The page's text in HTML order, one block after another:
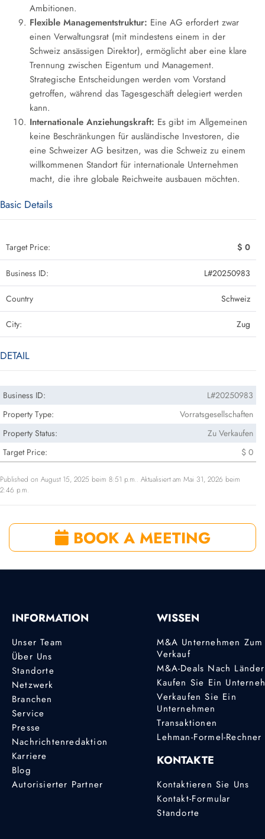
Ambitionen.
Flexible Managementstruktur: Eine AG erfordert zwar
einen Verwaltungsrat (mit mindestens einem in der
Schweiz ansässigen Direktor), ermöglicht aber eine klare
Trennung zwischen Eigentum und Management.
Strategische Entscheidungen werden vom Vorstand
getroffen, während das Tagesgeschäft delegiert werden
kann.
Internationale Anziehungskraft: Es gibt im Allgemeinen
keine Beschränkungen für ausländische Investoren, die
eine Schweizer AG besitzen, was die Schweiz zu einem
willkommenen Standort für internationale Unternehmen
macht, die ihre globale Reichweite ausbauen möchten.
Basic Details
Target Price: $ 0
Business ID: L#20250983
Country Schweiz
City: Zug
DETAIL
Business ID:
L#20250983
Property Type:
Vorratsgesellschaften
Property Status:
Zu Verkaufen
Target Price:
$ 0
Published on August 15, 2025 beim 8:51 p.m.. Aktualisiert am Mai 31, 2026 beim
2:46 p.m.
BOOK A MEETING
INFORMATION
Unser Team
Über Uns
Standorte
Netzwerk
Branchen
Service
Presse
Nachrichtenredaktion
Karriere
Blog
Autorisierter Partner
WISSEN
M&A Unternehmen Zum
Verkauf
M&A-Deals Nach
Kaufen Sie Ein
Verkaufen Sie Ein
Unternehmen
Transaktionen
Lehman-Formel-Rechner
KONTAKTE
Kontaktieren Sie Uns
Kontakt-Formular
Standorte